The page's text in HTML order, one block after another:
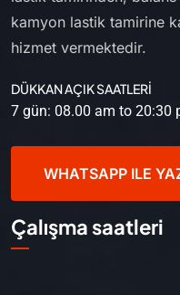
kamyon lastik tamirine
hizmet vermektedir.
DÜKKAN AÇIK SAATLERİ
7 gün: 08.00 am to 20:30
WHATSAPP ILE
Çalışma saatleri